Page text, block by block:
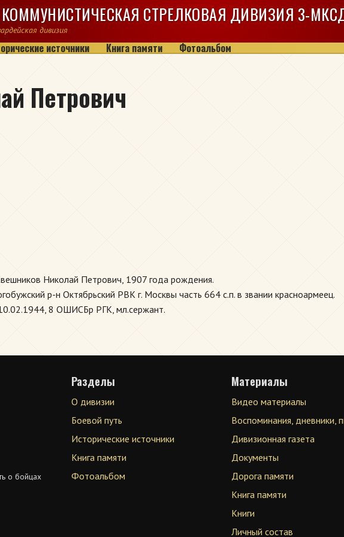
СТРЕЛКОВАЯ ДИВИЗИЯ 3-
дивизия
источники Книга памяти Фотоальбом
Петрович
Николай Петрович, 1907 года рождения.
р-н Октябрьский РВК г. Москвы часть 664 с.п. в звании красноармеец.
8 ОШИСБр РГК, мл.сержант.
о бойцах
Разделы
О дивизии
Боевой путь
Исторические источники
Книга памяти
Фотоальбом
Материалы
Видео материалы
Воспоминания, дневники,
Дивизионная газета
Документы
Дорога памяти
Книга памяти
Книги
Личный состав